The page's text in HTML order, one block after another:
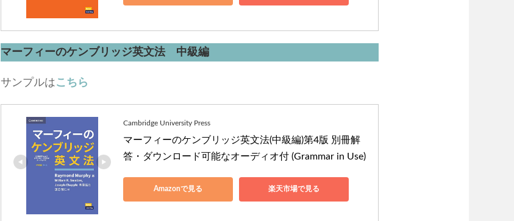
マーフィーのケンブリッジ英文法 中級編
サンプルはこちら
Cambridge University Press
マーフィーのケンブリッジ英文法(中級編)第4版 別冊解
答・ダウンロード可能なオーディオ付 (Grammar in Use)
Amazonで見る 楽天市場で見る